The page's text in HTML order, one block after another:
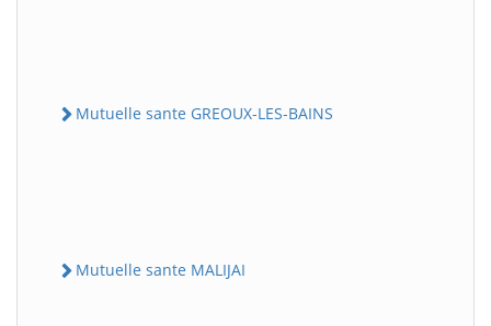
Mutuelle sante GREOUX-LES-BAINS
Mutuelle sante MALIJAI